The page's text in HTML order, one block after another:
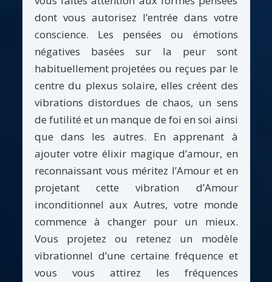
dont vous autorisez l’entrée dans votre
conscience. Les pensées ou émotions
négatives basées sur la peur sont
habituellement projetées ou reçues par le
centre du plexus solaire, elles créent des
vibrations distordues de chaos, un sens
de futilité et un manque de foi en soi ainsi
que dans les autres. En apprenant à
ajouter votre élixir magique d’amour, en
reconnaissant vous méritez l’Amour et en
projetant cette vibration d’Amour
inconditionnel aux Autres, votre monde
commence à changer pour un mieux.
Vous projetez ou retenez un modèle
vibrationnel d’une certaine fréquence et
vous vous attirez les fréquences